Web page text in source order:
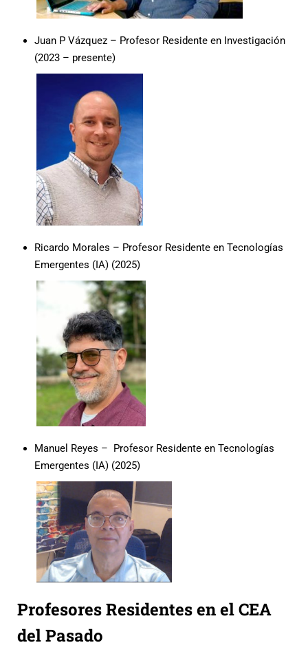
Juan P Vázquez – Profesor Residente en Investigación
(2023 – presente)
Ricardo Morales – Profesor Residente en Tecnologías
Emergentes (IA) (2025)
Manuel Reyes – Profesor Residente en Tecnologías
Emergentes (IA) (2025)
Profesores Residentes en el CEA
del Pasado